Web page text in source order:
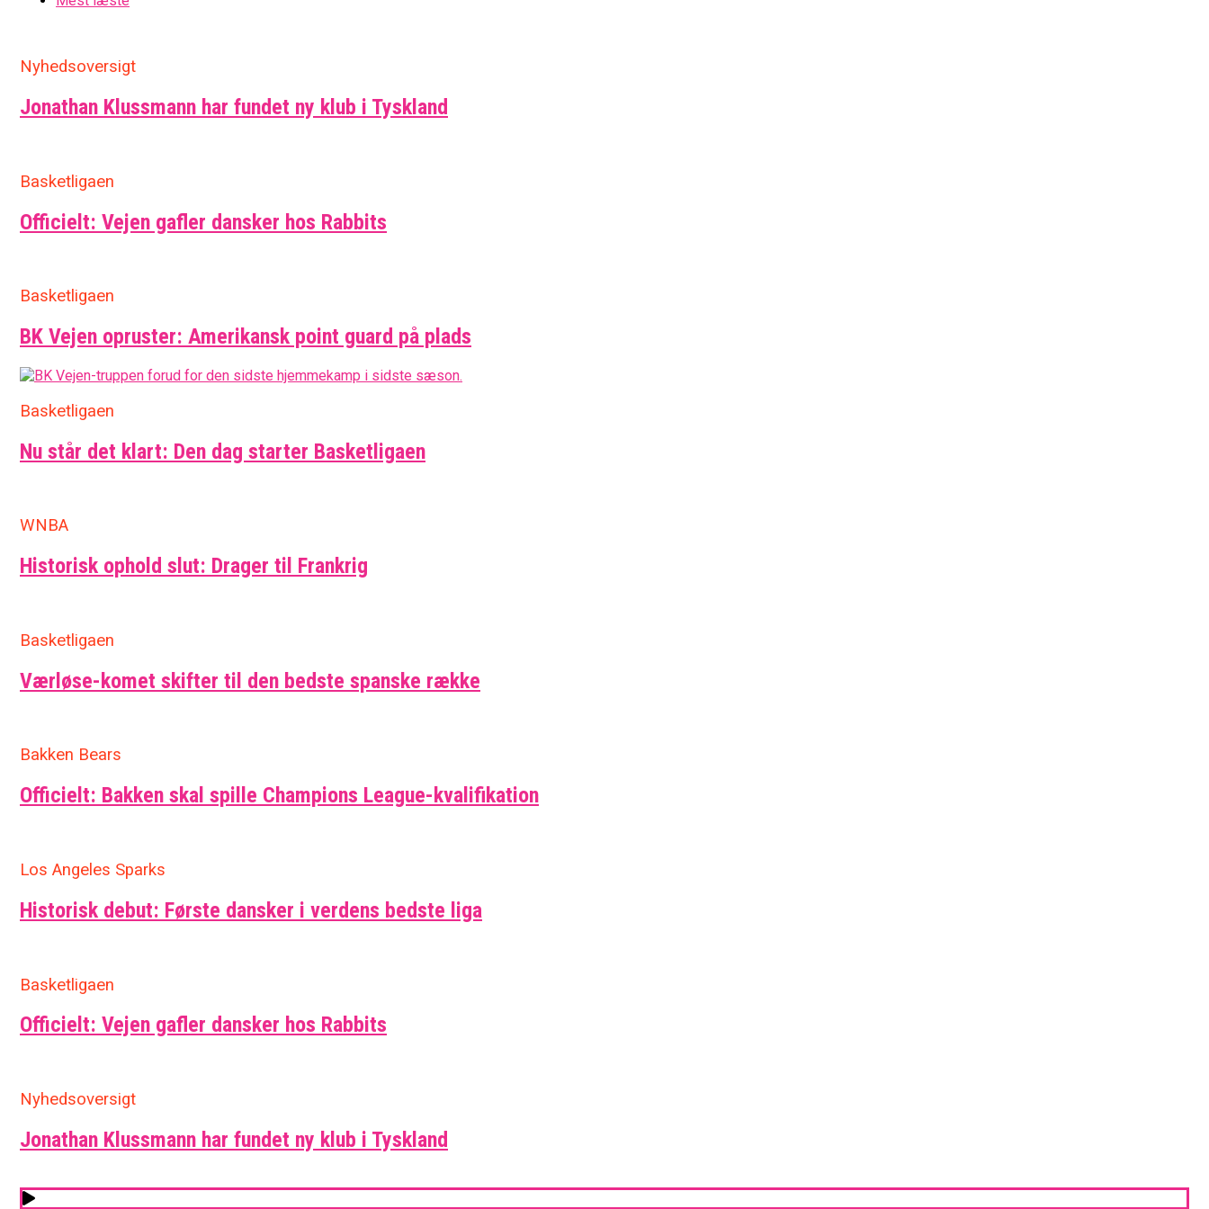
Nyhedsoversigt
Jonathan Klussmann har fundet ny klub i Tyskland
Basketligaen
Officielt: Vejen gafler dansker hos Rabbits
Basketligaen
BK Vejen opruster: Amerikansk point guard på plads
Basketligaen
Nu står det klart: Den dag starter Basketligaen
WNBA
Historisk ophold slut: Drager til Frankrig
Basketligaen
Værløse-komet skifter til den bedste spanske række
Bakken Bears
Officielt: Bakken skal spille Champions League-kvalifikation
Los Angeles Sparks
Historisk debut: Første dansker i verdens bedste liga
Basketligaen
Officielt: Vejen gafler dansker hos Rabbits
Nyhedsoversigt
Jonathan Klussmann har fundet ny klub i Tyskland